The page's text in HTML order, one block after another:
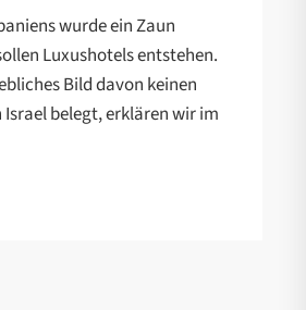
wurde ein Zaun
Luxushotels entstehen.
Bild davon keinen
belegt, erklären wir im